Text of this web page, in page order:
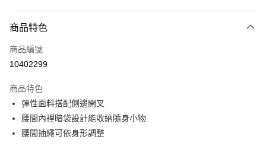
信用卡一次付款
ATM付款
運送方式
宅配
每筆NT$100，滿NT$3,500(含以上)免運費
商品特色
商品編號
10402299
商品特色
彈性面料搭配側邊開叉
腰間內裡暗袋設計能收納隨身小物
腰間抽繩可依身形調整